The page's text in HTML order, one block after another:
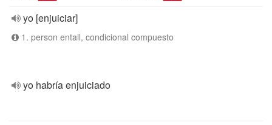
yo [enjuiciar]
1. person entall, condicional compuesto
yo habría enjuiciado